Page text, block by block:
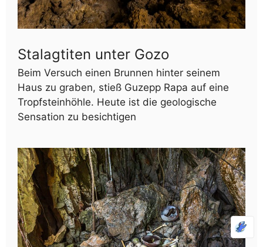
Stalagtiten unter Gozo
Beim Versuch einen Brunnen hinter seinem
Haus zu graben, stieß Guzepp Rapa auf eine
Tropfsteinhöhle. Heute ist die geologische
Sensation zu besichtigen